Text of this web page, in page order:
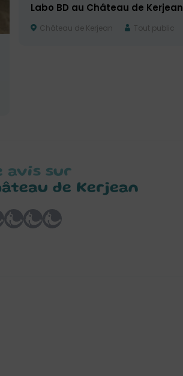
Labo BD au Château de Kerjean
Château de Kerjean Tout public
avis sur
de Kerjean